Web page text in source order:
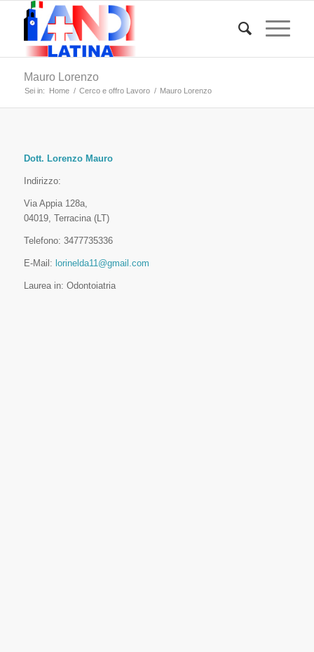
Mauro Lorenzo
Sei in: Home / Cerco e offro Lavoro / Mauro Lorenzo
Dott. Lorenzo Mauro
Indirizzo:
Via Appia 128a,
04019, Terracina (LT)
Telefono: 3477735336
E-Mail: lorinelda11@gmail.com
Laurea in: Odontoiatria